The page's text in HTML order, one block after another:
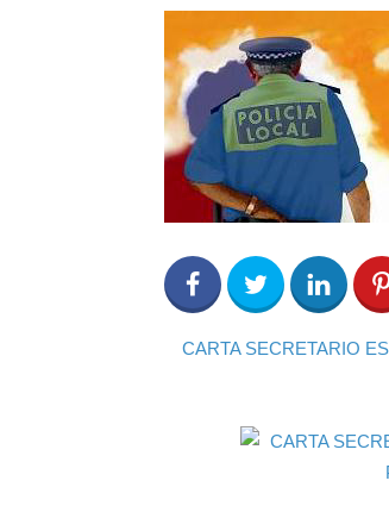
0 Share on Facebook
0 Share on
0
CARTA SECRETARIO